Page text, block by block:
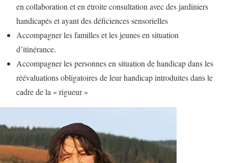
en collaboration et en étroite consultation avec des jardiniers
handicapés et ayant des déficiences sensorielles
Accompagner les familles et les jeunes en situation
d’itinérance.
Accompagner les personnes en situation de handicap dans les
réévaluations obligatoires de leur handicap introduites dans le
cadre de la « rigueur »